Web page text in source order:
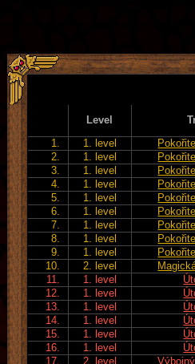
Level
1.
1. level
2.
1. level
3.
1. level
4.
1. level
5.
1. level
6.
1. level
7.
1. level
8.
1. level
9.
1. level
10.
2. level
11.
1. level
12.
1. level
13.
1. level
14.
1. level
15.
1. level
16.
1. level
17.
2. level